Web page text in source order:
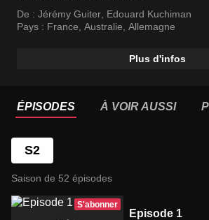
De : Jérémy Guiter Edouard Kuchiman
Pays : France Australie Allemagne
Plus d'infos
ÉPISODES À VOIR AUSSI
S2
Saison de 52 épisodes
S'abonner
Episode 1